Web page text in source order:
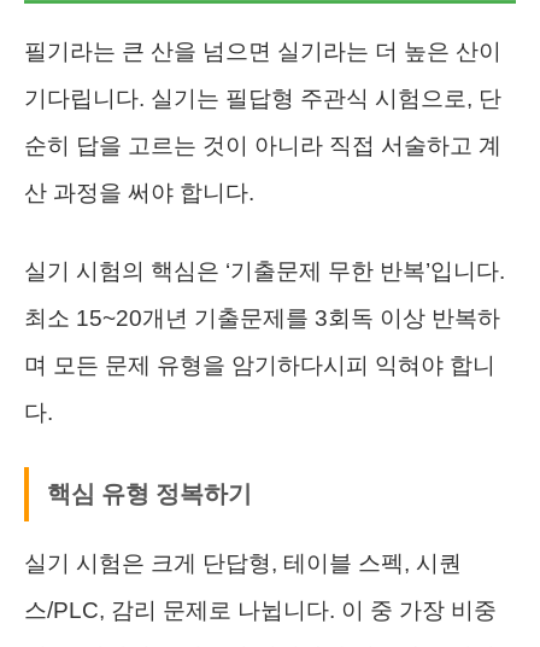
필기라는 큰 산을 넘으면 실기라는 더 높은 산이
기다립니다. 실기는 필답형 주관식 시험으로, 단
순히 답을 고르는 것이 아니라 직접 서술하고 계
산 과정을 써야 합니다.
실기 시험의 핵심은 ‘기출문제 무한 반복’입니다.
최소 15~20개년 기출문제를 3회독 이상 반복하
며 모든 문제 유형을 암기하다시피 익혀야 합니
다.
핵심 유형 정복하기
실기 시험은 크게 단답형, 테이블 스펙, 시퀀
스/PLC, 감리 문제로 나뉩니다. 이 중 가장 비중